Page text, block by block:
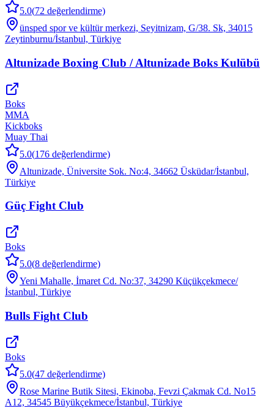
5.0(72 değerlendirme)
ünsped spor ve kültür merkezi, Seyitnizam, G/38. Sk, 34015
Zeytinburnu/İstanbul, Türkiye
Altunizade Boxing Club / Altunizade Boks Kulübü
Boks
MMA
Kickboks
Muay Thai
5.0(176 değerlendirme)
Altunizade, Üniversite Sok. No:4, 34662 Üsküdar/İstanbul,
Türkiye
Güç Fight Club
Boks
5.0(8 değerlendirme)
Yeni Mahalle, İmaret Cd. No:37, 34290 Küçükçekmece/
İstanbul, Türkiye
Bulls Fight Club
Boks
5.0(47 değerlendirme)
Rose Marine Butik Sitesi, Ekinoba, Fevzi Çakmak Cd. No15
A12, 34545 Büyükçekmece/İstanbul, Türkiye